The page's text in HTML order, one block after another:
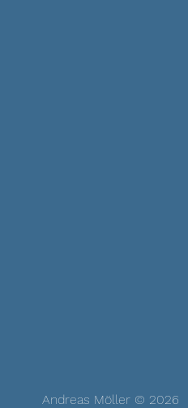
Andreas Möller © 2026